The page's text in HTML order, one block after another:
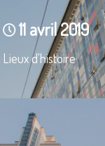
11 avril 2019
Lieux d'histoire